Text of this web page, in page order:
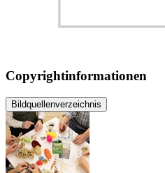
Copyrightinformationen
Bildquellenverzeichnis